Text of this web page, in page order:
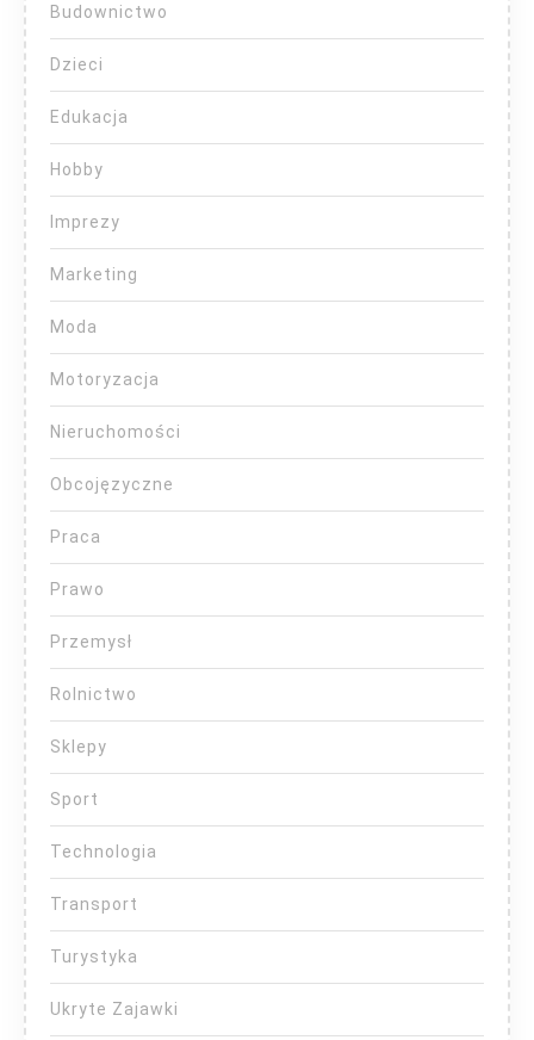
Budownictwo
Dzieci
Edukacja
Hobby
Imprezy
Marketing
Moda
Motoryzacja
Nieruchomości
Obcojęzyczne
Praca
Prawo
Przemysł
Rolnictwo
Sklepy
Sport
Technologia
Transport
Turystyka
Ukryte Zajawki